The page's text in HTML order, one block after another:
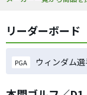
リーダーボード
PGA ウィンダム